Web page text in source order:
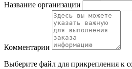
Название организации
Комментарии
Выберите файл для прикрепления к